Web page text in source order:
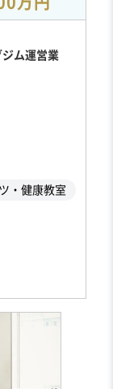
ジム運営業
・健康教室